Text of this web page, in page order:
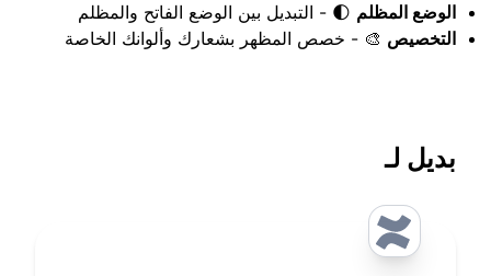
الوضع المظلم 🌓 - التبديل بين الوضع الفاتح والمظلم
التخصيص 🎨 - خصص المظهر بشعارك وألوانك الخاصة
بديل لـ